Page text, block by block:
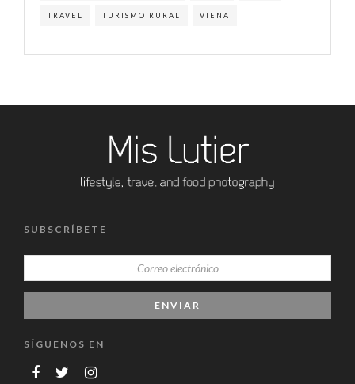
TRAVEL TURISMO RURAL VIENA
SUBSCRÍBETE
SÍGUENOS EN